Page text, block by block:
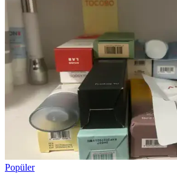
Popüler